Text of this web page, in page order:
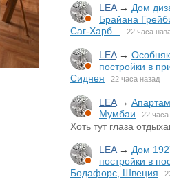
LEA→ Дом
Брайана
Саг-Харб...
22 часа
LEA→
постройки в
Сиднея
22 часа назад
LEA→
Мумбаи
22 часа
Хоть тут глаза
LEA→ Дом
постройки в
Бодафорс, Швеция